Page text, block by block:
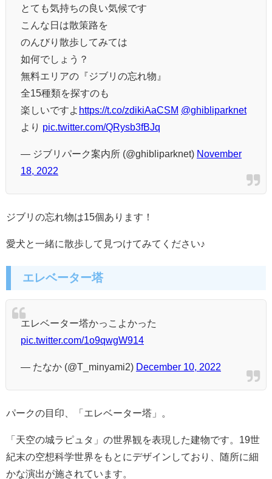
とても気持ちの良い気候です
こんな日は散策路を
のんびり散歩してみては
如何でしょう？
無料エリアの『ジブリの忘れ物』
全15種類を探すのも
楽しいですよ https://t.co/zdikiAaCSM @ghibliparknet
より pic.twitter.com/QRysb3fBJq
— ジブリパーク案内所 (@ghibliparknet) November
18, 2022
ジブリの忘れ物は15個あります！
愛犬と一緒に散歩して見つけてみてください♪
エレベーター塔
エレベーター塔かっこよかった
pic.twitter.com/1o9qwgW914
— たなか (@T_minyami2) December 10, 2022
パークの目印、「エレベーター塔」。
「天空の城ラピュタ」の世界観を表現した建物です。19世
紀末の空想科学世界をもとにデザインしており、随所に細
かな演出が施されています。